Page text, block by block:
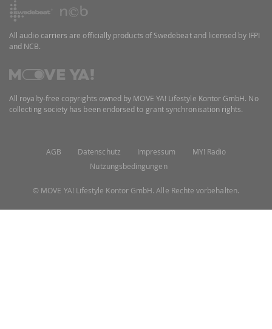
All audio carriers are officially products of Swedebeat and licensed by IFPI
and NCB.
All royalty-free copyrights owned by MOVE YA! Lifestyle Kontor GmbH. No
collecting society has been endorsed to grant synchronisation rights.
AGB Datenschutz Impressum
MY! Radio
Nutzungsbedingungen
© MOVE YA! Lifestyle Kontor GmbH. Alle Rechte vorbehalten.